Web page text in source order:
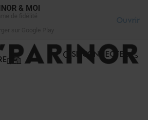
& MOI
Ouvrir
SE CONNECTER
cookies